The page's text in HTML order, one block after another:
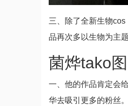
三、除了全新生物
品再次多以生物为主
菌烨tako
一、他的作品肯定会
华去吸引更多的粉丝。